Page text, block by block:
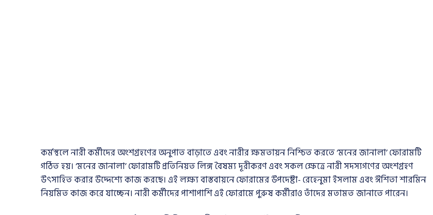
কর্মস্থলে নারী কর্মীদের অংশগ্রহণের অনুপাত বাড়াতে এবং নারীর ক্ষমতায়ন নিশ্চিত করতে ‘মনের জানালা’ ফোরামটি
গঠিত হয়। ‘মনের জানালা’ ফোরামটি প্রতিনিয়ত লিঙ্গ বৈষম্য দূরীকরণ এবং সকল ক্ষেত্রে নারী সদস্যগণের অংশগ্রহণ
উৎসাহিত করার উদ্দেশ্যে কাজ করছে। এই লক্ষ্য বাস্তবায়নে ফোরামের উপদেষ্টা- রেহেনুমা ইসলাম এবং ঈশিতা শারমিন
নিয়মিত কাজ করে যাচ্ছেন। নারী কর্মীদের পাশাপাশি এই ফোরামে পুরুষ কর্মীরাও তাঁদের মতামত জানাতে পারেন।